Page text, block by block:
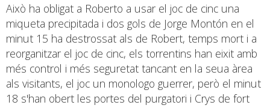
Això ha obligat a Roberto a usar el joc de cinc una
miqueta precipitada i dos gols de Jorge Montón en el
minut 15 ha destrossat als de Robert, temps mort i a
reorganitzar el joc de cinc, els torrentins han eixit amb
més control i més seguretat tancant en la seua àrea
als visitants, el joc un monologo guerrer, però el minut
18 s'han obert les portes del purgatori i Crys de fort